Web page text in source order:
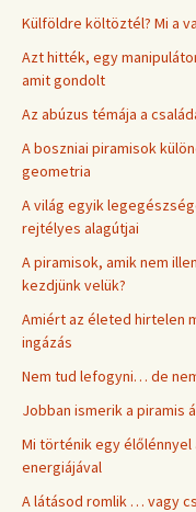
Külföldre költöztél? Mi a
Azt hitték, egy
amit gondolt
Az abúzus témája a
A boszniai piramisok
geometria
A világ egyik
rejtélyes alagútjai
A piramisok, amik nem
kezdjünk velük?
Amiért az életed hirtelen
ingázás
Nem tud lefogyni… de
Jobban ismerik a piramis
Mi történik egy élőlénnyel
energiájával
A látásod romlik … vagy